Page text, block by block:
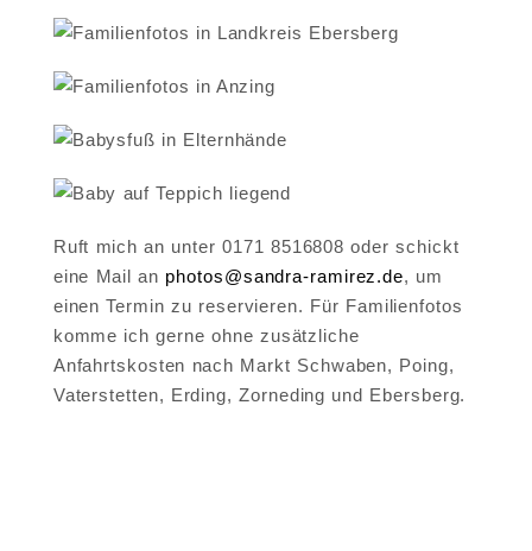
Ruft mich an unter 0171 8516808 oder schickt
eine Mail an photos@sandra-ramirez.de, um
einen Termin zu reservieren. Für Familienfotos
komme ich gerne ohne zusätzliche
Anfahrtskosten nach Markt Schwaben, Poing,
Vaterstetten, Erding, Zorneding und Ebersberg.